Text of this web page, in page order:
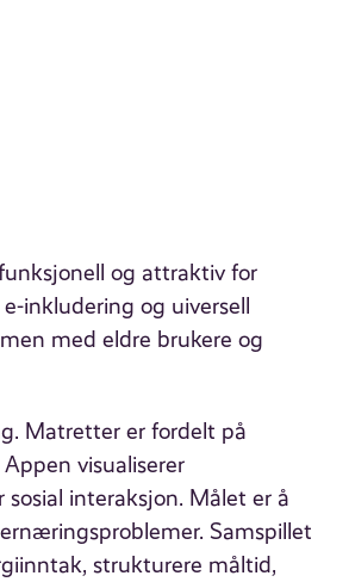
og attraktiv for
inkludering og uiversell
med eldre brukere og
Matretter er fordelt på
visualiserer
interaksjon. Målet er å
Samspillet
strukturere måltid,